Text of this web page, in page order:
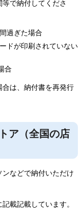
で納付してくださ
過ぎた場合
ドが印刷されていない
合
は、納付書を再発行
ア（全国の店
などで納付いただけ
載記載しています。